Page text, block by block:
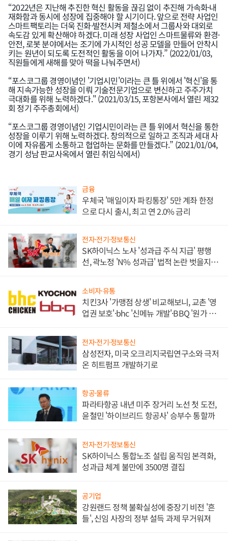
“2022년은 지난해 추진한 혁신 활동을 끊김 없이 추진해 가속화·내
재화함과 동시에 성장에 집중해야 할 시기이다. 앞으로 전략 사업인
스마트팩토리는 더욱 진화·발전시켜 제철소에서 그룹사와 대외로
속도감 있게 확산해야 하겠다. 미래 성장 사업인 스마트물류와 환경·
안전, 로봇 분야에서는 조기에 가시적인 성공 모델을 만들어 안착시
키는 원년이 되도록 도전적인 활동을 이어 나가자.” (2022/01/03,
직원들에게 새해를 맞아 떡을 나눠주면서)
“포스코그룹 경영이념인 '기업시민'이라는 큰 틀 위에서 '혁신'을 통
해 지속가능한 성장을 이뤄 기술전문기업으로 변신하고 주주가치
극대화를 위해 노력하겠다." (2021/03/15, 포항본사에서 열린 제32
회 정기 주주총회에서)
“포스코그룹 경영이념인 기업시민이라는 큰 틀 위에서 혁신을 통한
성장을 이루기 위해 노력하겠다. 창의적으로 일하고 조직과 세대 사
이에 자유롭게 소통하고 협업하는 문화를 만들겠다.” (2021/01/04,
경기 성남 판교사옥에서 열린 취임식에서)
인기기사
금융
우체국 '매일이자 파킹통장' 5만 계좌 한정
으로 다시 출시, 최고 연 2.0% 금리
전자·전기·정보통신
SK하이닉스 노사 '성과급 주식 지급' 평행
선, 곽노정 'N% 성과급' 법적 논란 벗을지 주
소비자·유통
치킨3사 '가맹점 상생' 비교해보니, 교촌 '영
업권 보호'·bhc '신메뉴 개발'·BBQ '원가 부
전자·전기·정보통신
삼성전자, 미국 오크리지국립연구소와 극저
온 히트펌프 개발하기로
항공·물류
파라타항공 내년 미주 장거리 노선 첫 도전,
윤철민 '하이브리드 항공사' 승부수 통할까
전자·전기·정보통신
SK하이닉스 통합노조 설립 움직임 본격화,
성과급 체계 불만에 3500명 결집
공기업
강원랜드 정책 불확실성에 중장기 비전 '흔
들', 신임 사장의 정부 설득 과제 무거워져